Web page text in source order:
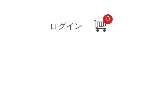
ログイン
0